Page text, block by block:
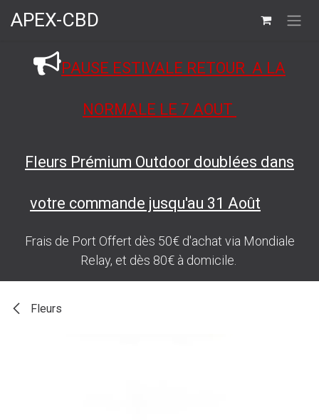
APEX-CBD
PAUSE ESTIVALE RETOUR A LA
NORMALE LE 7 AOUT
Fleurs Prémium Outdoor doublées dans
votre commande jusqu'au 31 Août
Frais de Port Offert dès 50€ d'achat via Mondiale
Relay, et dès 80€ à domicile.
Fleurs